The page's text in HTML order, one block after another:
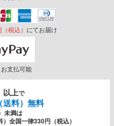
税込） にてお届け
支払可能
以上で
送料）無料
未満は
全国一律330円（税込）